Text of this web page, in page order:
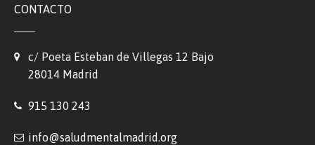
CONTACTO
c/ Poeta Esteban de Villegas 12 Bajo
28014 Madrid
915 130 243
info@saludmentalmadrid.org